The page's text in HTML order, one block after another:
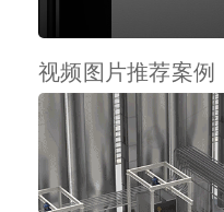
视频图片推荐案例